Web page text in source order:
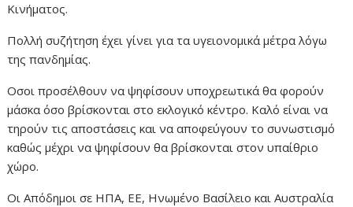
Κινήματος.
Πολλή συζήτηση έχει γίνει για τα υγειονομικά μέτρα λόγω
της πανδημίας.
Οσοι προσέλθουν να ψηφίσουν υποχρεωτικά θα φορούν
μάσκα όσο βρίσκονται στο εκλογικό κέντρο. Καλό είναι να
τηρούν τις αποστάσεις και να αποφεύγουν το συνωστισμό
καθώς μέχρι να ψηφίσουν θα βρίσκονται στον υπαίθριο
χώρο.
Οι Απόδημοι σε ΗΠΑ, ΕΕ, Ηνωμένο Βασίλειο και Αυστραλία